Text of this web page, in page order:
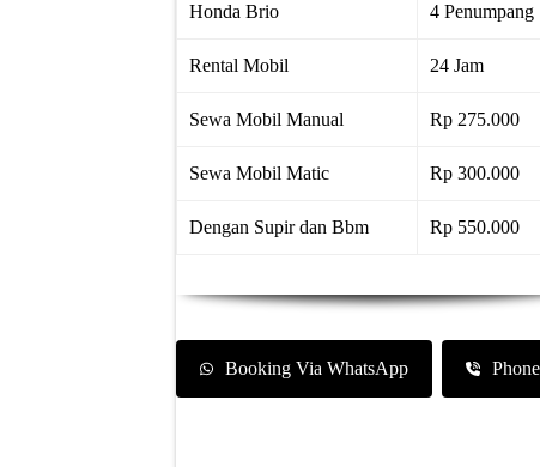
Honda Brio 4 Penumpang
Rental Mobil 24 Jam
Sewa Mobil Manual Rp 275.000
Sewa Mobil Matic Rp 300.000
Dengan Supir dan Bbm Rp 550.000
Booking Via WhatsApp Phone